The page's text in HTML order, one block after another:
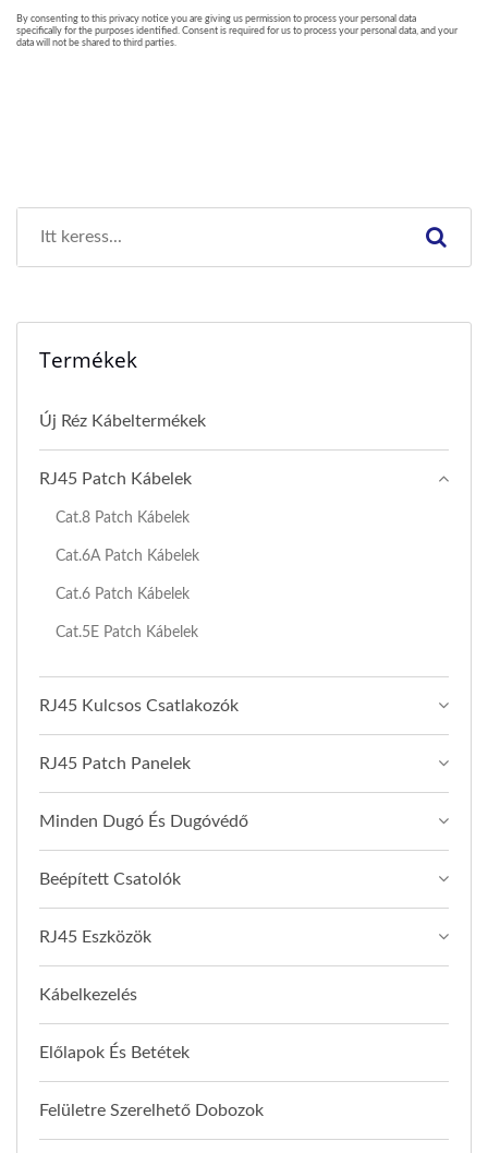
Termékek
Új Réz Kábeltermékek
RJ45 Patch Kábelek
Cat.8 Patch Kábelek
Cat.6A Patch Kábelek
Cat.6 Patch Kábelek
Cat.5E Patch Kábelek
RJ45 Kulcsos Csatlakozók
RJ45 Patch Panelek
Minden Dugó És Dugóvédő
Beépített Csatolók
RJ45 Eszközök
Kábelkezelés
Előlapok És Betétek
Felületre Szerelhető Dobozok